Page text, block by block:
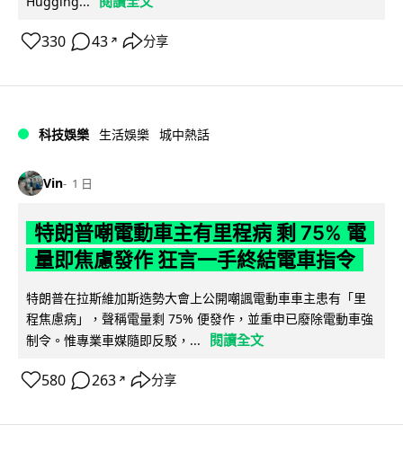
330 43 ↗ 分享
科技娛樂 生活娛樂 城中熱話
Vin 1 日
特朗普嘲電動車主有里程病 剩 75% 電
量即焦慮發作 狂言一手終結電車指令
特朗普在拉斯維加斯造勢大會上公開嘲諷電動車車主患有「里
程焦慮病」，聲稱電量剩 75% 便發作，並重申已廢除電動車強
制令。惟專業車媒隨即反駁，...
閱讀全文
580 263 ↗ 分享